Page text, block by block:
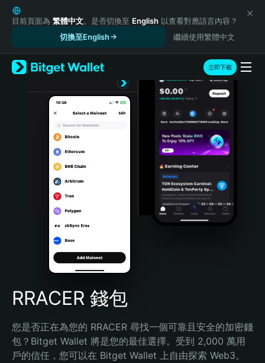
English
日本語
Русский
Español (Latinoamérica)
Türkçe
Português (Portugal)
Bahasa Indonesia
Português (Brasil)
Español (Argentina)
目前頁面為 繁體中文。是否切換至 English 以查看對應語言內容？
切換至English
繼續使用繁體中文
立即下載
RRACER 錢包
您是否正在為您的 RRACER 尋找一個可靠且安全的加密錢
包？Bitget Wallet 將是您的最佳選擇。受到 2,000 萬用
戶的信任，您可以在 Bitget Wallet 上自由探索 Web3。